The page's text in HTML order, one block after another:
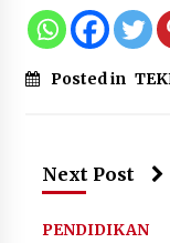
Posted in
Next Post
PENDIDIKAN